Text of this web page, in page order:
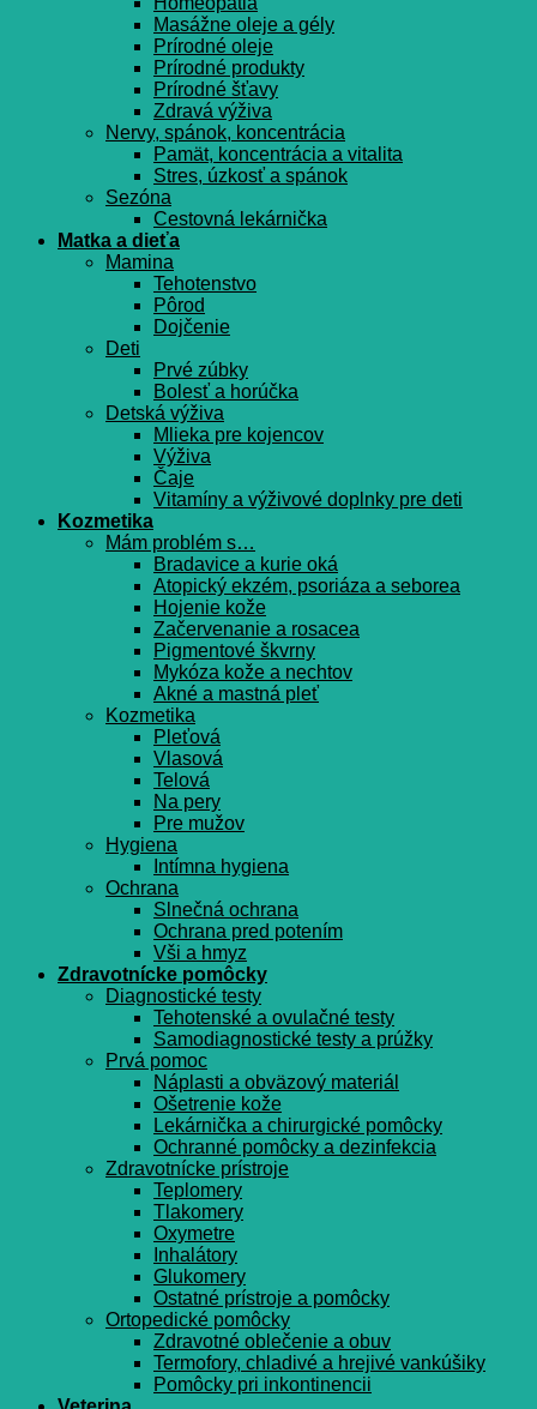
Masážne oleje a gély
Prírodné oleje
Prírodné produkty
Prírodné šťavy
Zdravá výživa
Nervy, spánok, koncentrácia
Pamät, koncentrácia a vitalita
Stres, úzkosť a spánok
Sezóna
Cestovná lekárnička
Matka a dieťa
Mamina
Tehotenstvo
Pôrod
Dojčenie
Deti
Prvé zúbky
Bolesť a horúčka
Detská výživa
Mlieka pre kojencov
Výživa
Čaje
Vitamíny a výživové doplnky pre deti
Kozmetika
Mám problém s…
Bradavice a kurie oká
Atopický ekzém, psoriáza a seborea
Hojenie kože
Začervenanie a rosacea
Pigmentové škvrny
Mykóza kože a nechtov
Akné a mastná pleť
Kozmetika
Pleťová
Vlasová
Telová
Na pery
Pre mužov
Hygiena
Intímna hygiena
Ochrana
Slnečná ochrana
Ochrana pred potením
Vši a hmyz
Zdravotnícke pomôcky
Diagnostické testy
Tehotenské a ovulačné testy
Samodiagnostické testy a prúžky
Prvá pomoc
Náplasti a obväzový materiál
Ošetrenie kože
Lekárnička a chirurgické pomôcky
Ochranné pomôcky a dezinfekcia
Zdravotnícke prístroje
Teplomery
Tlakomery
Oxymetre
Inhalátory
Glukomery
Ostatné prístroje a pomôcky
Ortopedické pomôcky
Zdravotné oblečenie a obuv
Termofory, chladivé a hrejivé vankúšiky
Pomôcky pri inkontinencii